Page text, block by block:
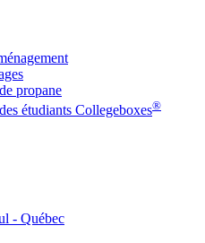
propane
étudiants Collegeboxes®
- Québec